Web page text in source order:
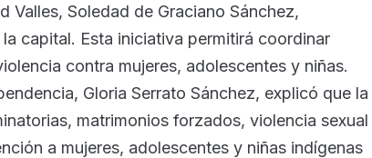
Valles, Soledad de Graciano Sánchez,
capital. Esta iniciativa permitirá coordinar
contra mujeres, adolescentes y niñas.
Gloria Serrato Sánchez, explicó que la
matrimonios forzados, violencia sexual
a mujeres, adolescentes y niñas indígenas